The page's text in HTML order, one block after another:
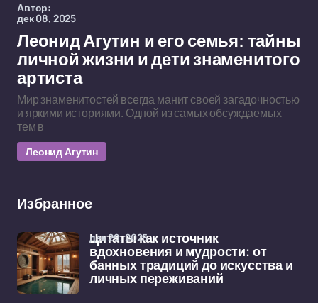
Автор:
дек 08, 2025
Леонид Агутин и его семья: тайны
личной жизни и дети знаменитого
артиста
Мир знаменитостей всегда манит своей загадочностью
и яркими историями. Одной из самых обсуждаемых
тем в
Леонид Агутин
Избранное
Цитаты как источник
вдохновения и мудрости: от
банных традиций до искусства и
личных переживаний
дек 29, 2025